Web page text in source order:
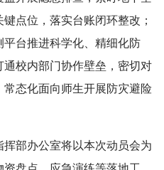
点位，落实台账闭环整改；
台推进科学化、精细化防
校内部门协作壁垒，密切对
态化面向师生开展防灾避险
部办公室将以本次动员会为